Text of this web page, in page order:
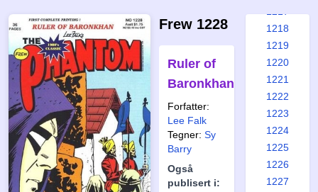
Frew 1228
Ruler of
Baronkhan
Forfatter:
Lee Falk
Tegner: Sy
Barry
Også
publisert i:
1218
1219
1220
1221
1222
1223
1224
1225
1226
1227